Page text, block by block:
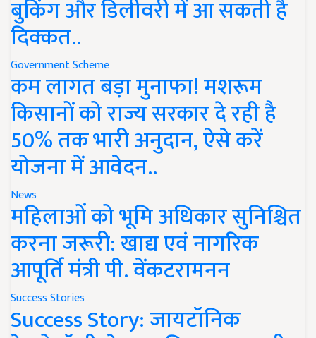
बुकिंग और डिलीवरी में आ सकती है
दिक्कत..
Government Scheme
कम लागत बड़ा मुनाफा! मशरूम
किसानों को राज्य सरकार दे रही है
50% तक भारी अनुदान, ऐसे करें
योजना में आवेदन..
News
महिलाओं को भूमि अधिकार सुनिश्चित
करना जरूरी: खाद्य एवं नागरिक
आपूर्ति मंत्री पी. वेंकटरामनन
Success Stories
Success Story: जायटॉनिक